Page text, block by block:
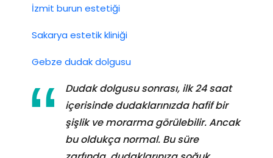
İzmit burun estetiği
Sakarya estetik kliniği
Gebze dudak dolgusu
Dudak dolgusu sonrası, ilk 24 saat
içerisinde dudaklarınızda hafif bir
şişlik ve morarma görülebilir. Ancak
bu oldukça normal. Bu süre